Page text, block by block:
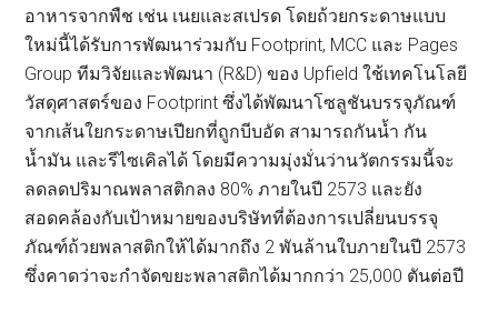
อาหารจากพืช เช่น เนยและสเปรด โดยถ้วยกระดาษแบบ
ใหม่นี้ได้รับการพัฒนาร่วมกับ Footprint, MCC และ Pages
Group ทีมวิจัยและพัฒนา (R&D) ของ Upfield ใช้เทคโนโลยี
วัสดุศาสตร์ของ Footprint ซึ่งได้พัฒนาโซลูชันบรรจุภัณฑ์
จากเส้นใยกระดาษเปียกที่ถูกบีบอัด สามารถกันน้ำ กัน
น้ำมัน และรีไซเคิลได้ โดยมีความมุ่งมั่นว่านวัตกรรมนี้จะ
ลดลดปริมาณพลาสติกลง 80% ภายในปี 2573 และยัง
สอดคล้องกับเป้าหมายของบริษัทที่ต้องการเปลี่ยนบรรจุ
ภัณฑ์ถ้วยพลาสติกให้ได้มากถึง 2 พันล้านใบภายในปี 2573
ซึ่งคาดว่าจะกำจัดขยะพลาสติกได้มากกว่า 25,000 ตันต่อปี